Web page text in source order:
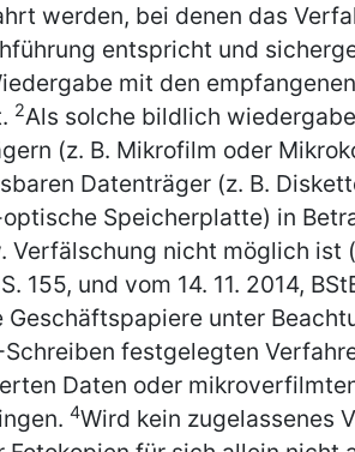
werden, bei denen das
entspricht und
mit den
2Als solche bildlich
(z. B. Mikrofilm oder
Datenträger (z. B.
Speicherplatte) in
Verfälschung nicht möglich ist
155, und vom 14. 11. 2014,
Geschäftspapiere unter
festgelegten
Daten oder
4Wird kein zugelassenes